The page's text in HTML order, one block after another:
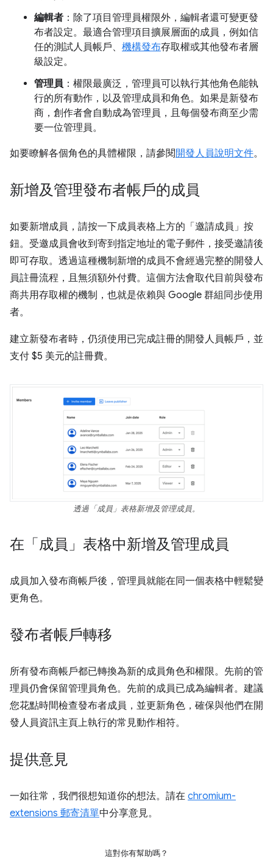
編輯者 ：除了項目管理員權限外，編輯者還可變更發
布者設定。最適合管理項目擴展層面的成員，例如信
任的測試人員帳戶、 機構發布存取權或其他發布者層
級設定。
管理員 ：權限最廣泛，管理員可以執行其他角色能執
行的所有動作，以及管理成員和角色。如果是新發布
商，創作者會自動成為管理員，且每個發布商至少需
要一位管理員。
如要瞭解各個角色的具體權限，請參閱開發人員說明文件。
新增及管理發布者帳戶的成員
如要新增成員，請按一下成員表格上方的「邀請成員」 按
鈕。受邀成員會收到寄到指定地址的電子郵件，接受邀請後
即可存取。透過這種機制新增的成員不會經過完整的開發人
員註冊流程，且無須額外付費。這個方法會取代目前與發布
商共用存取權的機制，也就是依賴與 Google 群組同步使用
者。
建立新發布者時，仍須使用已完成註冊的開發人員帳戶，並
支付 $5 美元的註冊費。
透過「成員」表格新增及管理成員。
在「成員」表格中新增及管理成員
成員加入發布商帳戶後，管理員就能在同一個表格中輕鬆變
更角色。
發布者帳戶轉移
所有發布商帳戶都已轉換為新的成員角色和權限。先前的管
理員仍會保留管理員角色。先前的成員已成為編輯者。建議
您花點時間檢查發布者成員，並更新角色，確保與他們在開
發人員資訊主頁上執行的常見動作相符。
提供意見
一如往常，我們很想知道你的想法。請在 chromium-
extensions 郵寄清單中分享意見。
這對你有幫助嗎？